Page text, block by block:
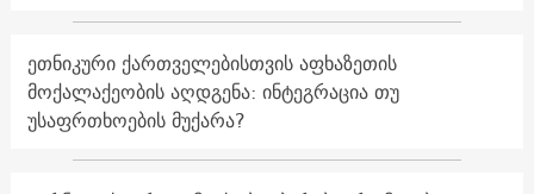
ეთნიკური ქართველებისთვის აფხაზეთის
მოქალაქეობის აღდგენა: ინტეგრაცია თუ
უსაფრთხოების მუქარა?